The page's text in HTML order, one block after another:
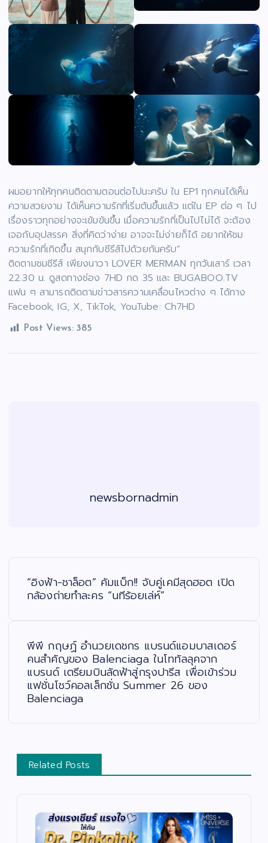
ผมอยากให้ทุกคนติดตามตอนต่อไปนะครับ ใน EP1 ทุกคนได้เห็น
ความสวยงาม ได้เห็นความรักที่เริ่มต้นขึ้นแล้ว แต่ใน EP ต่อ ๆ ไป
เรื่องราวทุกอย่างจะเข้มข้นขึ้น เมื่อความรักที่เป็นไปไม่ได้ จะต้อง
เจอกับอุปสรรค สิ่งที่คิดว่าง่าย อาจจะไม่ง่ายก็ได้ อยากให้ชม
ความรักที่เกิดขึ้น สนุกกับซีรีส์ไปด้วยกันครับ”
ติดตามชมซีรีส์ เพียงนาวา LOVER MERMAN ทุกวันเสาร์ เวลา
22.30 น. ดูสดทางช่อง 7HD กด 35 และ BUGABOO.TV
แฟน ๆ สามารถติดตามข่าวสารความเคลื่อนไหวต่าง ๆ ได้ทาง
Facebook, IG, X, TikTok, YouTube: Ch7HD
Post Views: 385
newsbornadmin
“อิงฟ้า-ชาล็อต” คัมแบ็ก!! จับคู่เคมีสุดฮอต เปิด
กล้องถ่ายทำละคร “นทีร้อยเล่ห์”
พีพี กฤษฏ์ อำนวยเดชกร แบรนด์แอมบาสเดอร์
คนสำคัญของ Balenciaga ในโททัลลุคจาก
แบรนด์ เตรียมบินลัดฟ้าสู่กรุงปารีส เพื่อเข้าร่วม
แฟชั่นโชว์คอลเล็กชั่น Summer 26 ของ
Balenciaga
Related Posts